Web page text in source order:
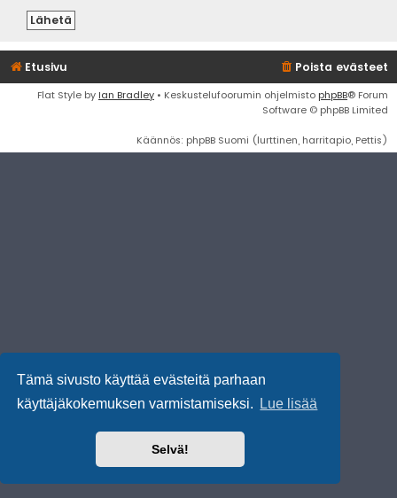
Tämä sivusto käyttää evästeitä parhaan
käyttäjäkokemuksen varmistamiseksi.
Lue lisää
Selvä!
Etusivu Poista evästeet
Flat Style by Ian Bradley • Keskustelufoorumin ohjelmisto phpBB® Forum
Software © phpBB Limited
Käännös: phpBB Suomi (lurttinen, harritapio, Pettis)